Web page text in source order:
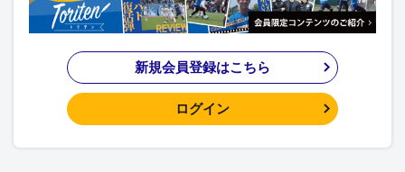
新規会員登録はこちら
ログイン